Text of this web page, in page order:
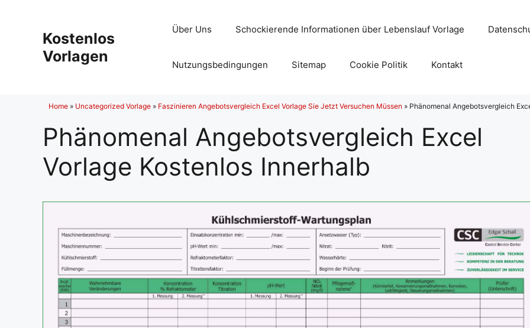
Kostenlos
Vorlagen
Über Uns Schockierende Informationen über Lebenslauf Vorlage
Nutzungsbedingungen Sitemap Cookie Politik Kontakt
Home » Uncategorized Vorlage » Faszinieren Angebotsvergleich Excel Vorlage Sie Jetzt Versuchen Müssen » Phänomenal Angebotsvergleich
Phänomenal Angebotsvergleich Excel
Vorlage Kostenlos Innerhalb